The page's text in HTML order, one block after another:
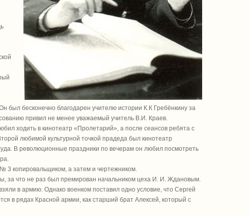
был бесконечно благодарен учителю истории К.К Гребёнкину за
привил не менее уважаемый учитель В.И. Краев.
ходить в кинотеатр «Пролетарий», а после сеансов ребята с
любимой культурной точкой прадеда был кинотеатр
В революционные праздники по вечерам он любил посмотреть
3 копировальщиком, а затем и чертежником.
за что не раз был премирован начальником цеха И. И. Ждановым.
в армию. Однако военком поставил одно условие, что Сергей
в рядах Красной армии, как старший брат Алексей, который с